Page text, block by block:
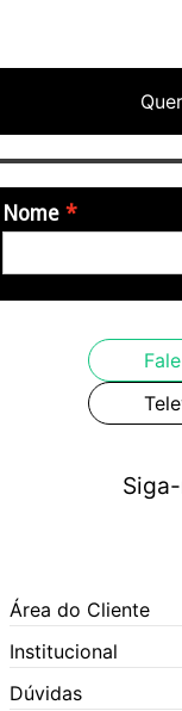
Nome
Área do Cliente
Meus Pedidos
Meus Dados
Institucional
Central de
Dúvidas